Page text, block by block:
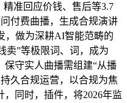
准回应价钱、售后等3.7
付费曲播，生成合规演讲
，做为深耕AI智能范畴的
卖”等极限词、词，成为
保守实人曲播需组建“从播
久合规运营，以合规为焦
同时，插件，将2026年监